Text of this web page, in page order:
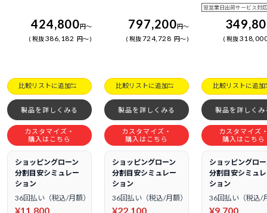
424,800円～
税抜386,182 円～
比較リストに追加
製品を詳しくみる
カスタマイズ・
購入はこちら
ショッピングローン
分割目安シミュレー
ション
36回払い（税込/月額）
¥11,800
797,200円～
税抜724,728 円～
比較リストに追加
製品を詳しくみる
カスタマイズ・
購入はこちら
ショッピングローン
分割目安シミュレー
ション
36回払い（税込/月額）
¥22,100
翌営業日出荷サービス対応
税抜
比較リストに追加
製品を詳しくみ
カスタマイズ
購入はこちら
ショッピングロ
分割目安シミュ
ション
36回払い（税込/
¥9,700